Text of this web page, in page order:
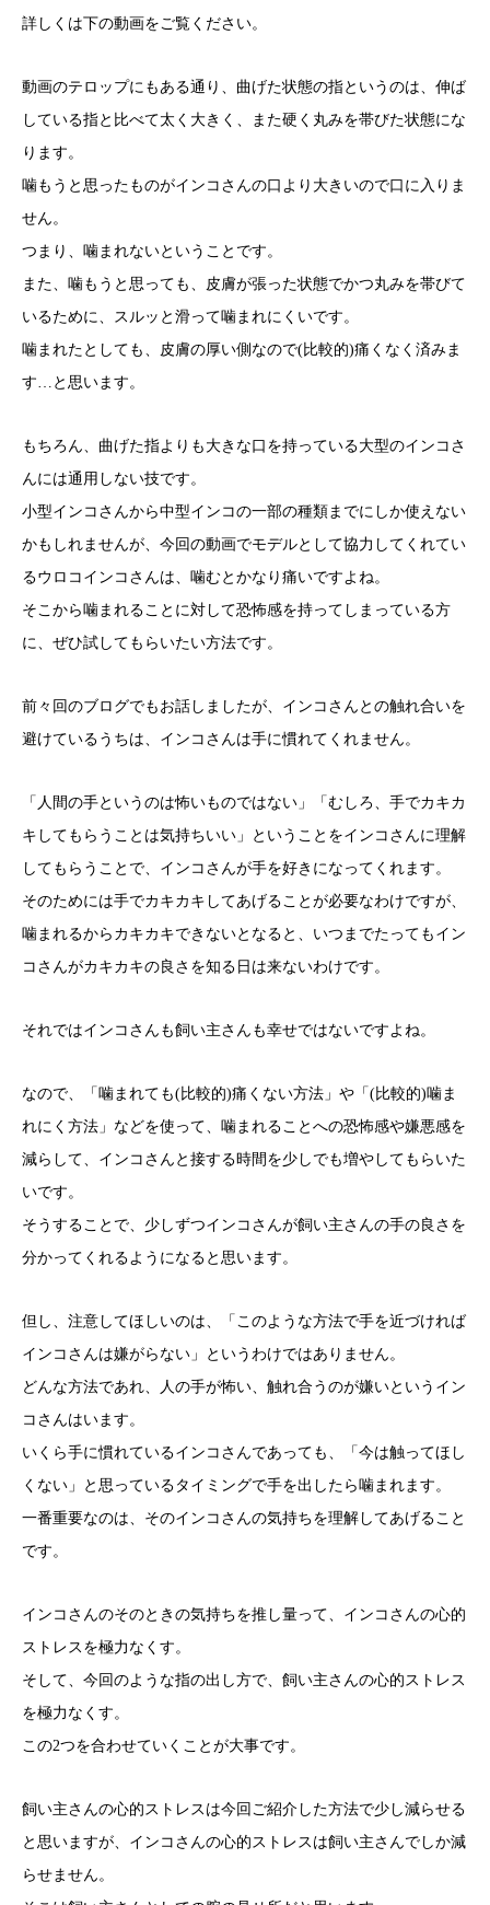
詳しくは下の動画をご覧ください。
動画のテロップにもある通り、曲げた状態の指というのは、伸ば
している指と比べて太く大きく、また硬く丸みを帯びた状態にな
ります。
噛もうと思ったものがインコさんの口より大きいので口に入りま
せん。
つまり、噛まれないということです。
また、噛もうと思っても、皮膚が張った状態でかつ丸みを帯びて
いるために、スルッと滑って噛まれにくいです。
噛まれたとしても、皮膚の厚い側なので(比較的)痛くなく済みま
す…と思います。
もちろん、曲げた指よりも大きな口を持っている大型のインコさ
んには通用しない技です。
小型インコさんから中型インコの一部の種類までにしか使えない
かもしれませんが、今回の動画でモデルとして協力してくれてい
るウロコインコさんは、噛むとかなり痛いですよね。
そこから噛まれることに対して恐怖感を持ってしまっている方
に、ぜひ試してもらいたい方法です。
前々回のブログでもお話しましたが、インコさんとの触れ合いを
避けているうちは、インコさんは手に慣れてくれません。
「人間の手というのは怖いものではない」「むしろ、手でカキカ
キしてもらうことは気持ちいい」ということをインコさんに理解
してもらうことで、インコさんが手を好きになってくれます。
そのためには手でカキカキしてあげることが必要なわけですが、
噛まれるからカキカキできないとなると、いつまでたってもイン
コさんがカキカキの良さを知る日は来ないわけです。
それではインコさんも飼い主さんも幸せではないですよね。
なので、「噛まれても(比較的)痛くない方法」や「(比較的)噛ま
れにく方法」などを使って、噛まれることへの恐怖感や嫌悪感を
減らして、インコさんと接する時間を少しでも増やしてもらいた
いです。
そうすることで、少しずつインコさんが飼い主さんの手の良さを
分かってくれるようになると思います。
但し、注意してほしいのは、「このような方法で手を近づければ
インコさんは嫌がらない」というわけではありません。
どんな方法であれ、人の手が怖い、触れ合うのが嫌いというイン
コさんはいます。
いくら手に慣れているインコさんであっても、「今は触ってほし
くない」と思っているタイミングで手を出したら噛まれます。
一番重要なのは、そのインコさんの気持ちを理解してあげること
です。
インコさんのそのときの気持ちを推し量って、インコさんの心的
ストレスを極力なくす。
そして、今回のような指の出し方で、飼い主さんの心的ストレス
を極力なくす。
この2つを合わせていくことが大事です。
飼い主さんの心的ストレスは今回ご紹介した方法で少し減らせる
と思いますが、インコさんの心的ストレスは飼い主さんでしか減
らせません。